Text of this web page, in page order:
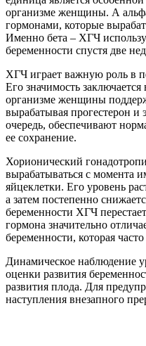
организме женщины. А
гормонами, которые
Именно бета – ХГЧ
беременности спустя две
ХГЧ играет важную роль в
Его значимость
организме женщины
вырабатывая прогестерон
очередь, обеспечивают
ее сохранение.
Хорионический
вырабатываться с момента
яйцеклетки. Его уровень
а затем постепенно
беременности ХГЧ
гормона значительно
беременности, которая
Динамическое наблюдение
оценки развития
развития плода. Для
наступления внезапного